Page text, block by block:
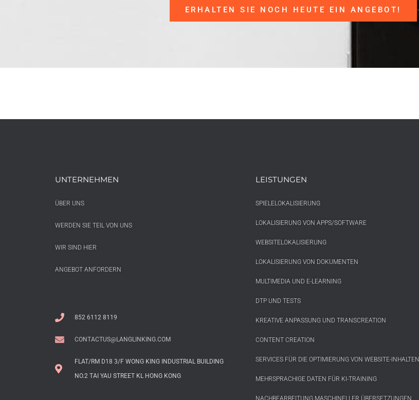
ERHALTEN SIE NOCH HEUTE EIN ANGEBOT!
UNTERNEHMEN
ÜBER UNS
WERDEN SIE TEIL VON UNS
WIR SIND HIER
ANGEBOT ANFORDERN
852 6112 8119
CONTACTUS@LANGLINKING.COM
FLAT/RM D18 3/F WONG KING INDUSTRIAL BUILDING
NO.2 TAI YAU STREET KL HONG KONG
LEISTUNGEN
SPIELELOKALISIERUNG
LOKALISIERUNG VON APPS/SOFTWARE
WEBSITELOKALISIERUNG
LOKALISIERUNG VON DOKUMENTEN
MULTIMEDIA UND E-LEARNING
DTP UND TESTS
KREATIVE ANPASSUNG UND TRANSCREATION
CONTENT CREATION
SERVICES FÜR DIE OPTIMIERUNG VON WEBSITE-INHALTEN
MEHRSPRACHIGE DATEN FÜR KI-TRAINING
NACHBEARBEITUNG MASCHINELLER ÜBERSETZUNGEN